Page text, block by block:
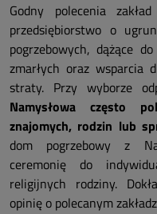
Godny polecenia
przedsiębiorstwo o
pogrzebowych, dążące
zmarłych oraz wsparcia
straty. Przy wyborze
Namysłowa często
znajomych, rodzin lub
dom pogrzebowy z
ceremonię do
religijnych rodziny.
opinię o polecanym